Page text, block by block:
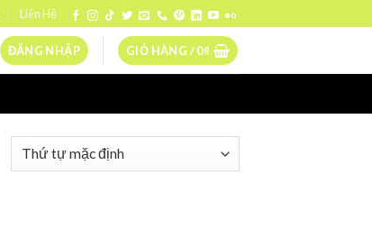
Liên Hệ
ĐĂNG NHẬP GIỎ HÀNG /0₫